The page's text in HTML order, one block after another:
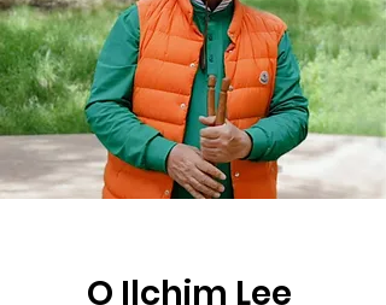
O Ilchim Lee